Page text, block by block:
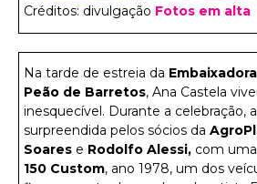
Créditos: divulgação Fotos em alta
Na tarde de estreia da Embaixadora
Peão de Barretos, Ana Castela
inesquecível. Durante a celebração,
surpreendida pelos sócios da
Soares e Rodolfo Alessi, com
150 Custom, ano 1978, um dos